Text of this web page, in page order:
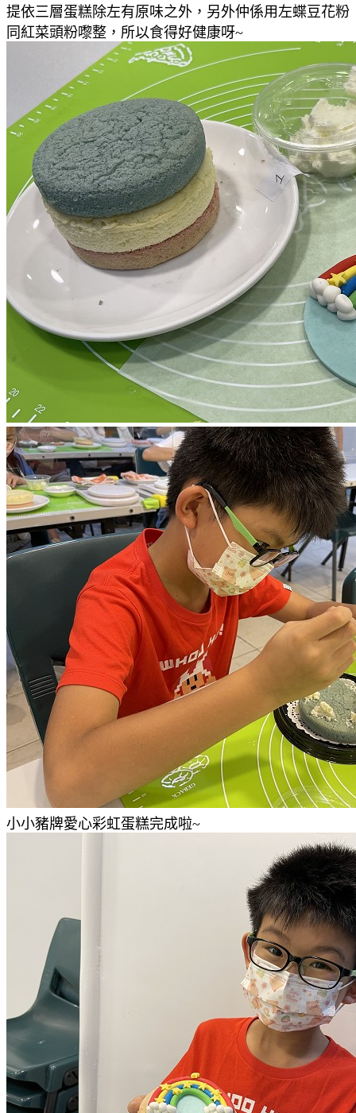
提依三層蛋糕除左有原味之外，另外仲係用左蝶豆花粉
同紅菜頭粉嚟整，所以食得好健康呀~
小小豬牌愛心彩虹蛋糕完成啦~